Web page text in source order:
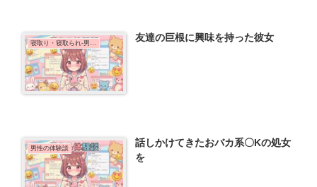
寝取り・寝取られ-男性の体験談 友達の巨根に興味を持った彼女
男性の体験談
話しかけてきたおバカ系〇Kの処女
を